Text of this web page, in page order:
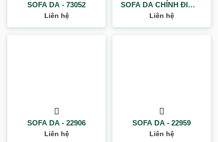
SOFA DA - 73052
Liên hệ
SOFA DA CHỈNH ĐIỆN -
20923G
Liên hệ
SOFA DA - 22906
Liên hệ
SOFA DA - 22959
Liên hệ